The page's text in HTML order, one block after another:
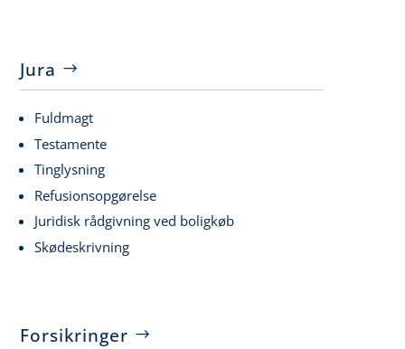
Jura
Fuldmagt
Testamente
Tinglysning
Refusionsopgørelse
Juridisk rådgivning ved boligkøb
Skødeskrivning
Forsikringer